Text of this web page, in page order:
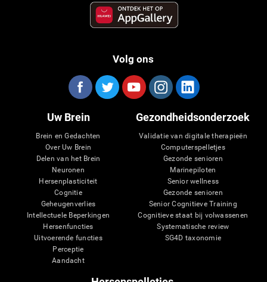
Volg ons
Uw Brein
Brein en Gedachten
Over Uw Brein
Delen van het Brein
Neuronen
Hersenplasticiteit
Cognitie
Geheugenverlies
Intellectuele Beperkingen
Hersenfuncties
Uitvoerende functies
Perceptie
Aandacht
Gezondheidsonderzoek
Validatie van digitale therapieën
Computerspelletjes
Gezonde senioren
Marinepiloten
Senior wellness
Gezonde senioren
Senior Cognitieve Training
Cognitieve staat bij volwassenen
Systematische review
SG4D taxonomie